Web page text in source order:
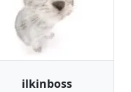
ilkinboss